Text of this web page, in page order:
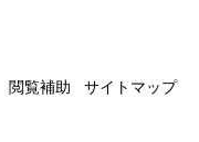
閲覧補助 サイトマップ